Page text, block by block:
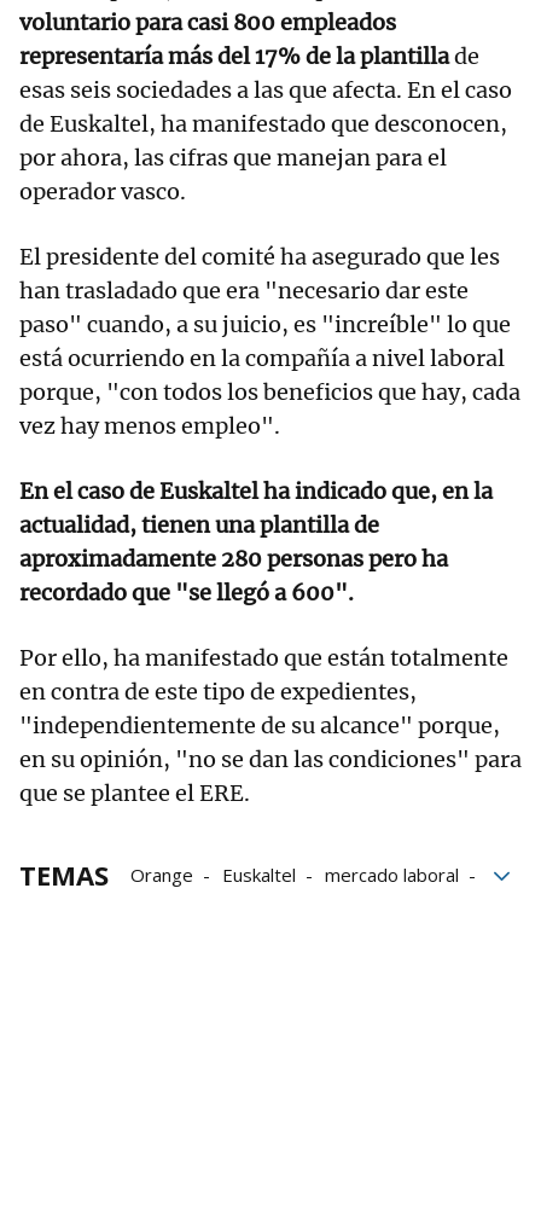
voluntario para casi 800 empleados
representaría más del 17% de la plantillade
esas seis sociedades a las que afecta. En el caso
de Euskaltel, ha manifestado que desconocen,
por ahora, las cifras que manejan para el
operador vasco.
El presidente del comité ha asegurado que les
han trasladado que era "necesario dar este
paso" cuando, a su juicio, es "increíble" lo que
está ocurriendo en la compañía a nivel laboral
porque, "con todos los beneficios que hay, cada
vez hay menos empleo".
En el caso de Euskaltel ha indicado que, en la
actualidad, tienen una plantilla de
aproximadamente 280 personas pero ha
recordado que "se llegó a 600".
Por ello, ha manifestado que están totalmente
en contra de este tipo de expedientes,
"independientemente de su alcance" porque,
en su opinión, "no se dan las condiciones" para
que se plantee el ERE.
TEMAS Orange Euskaltel
mercado laboral